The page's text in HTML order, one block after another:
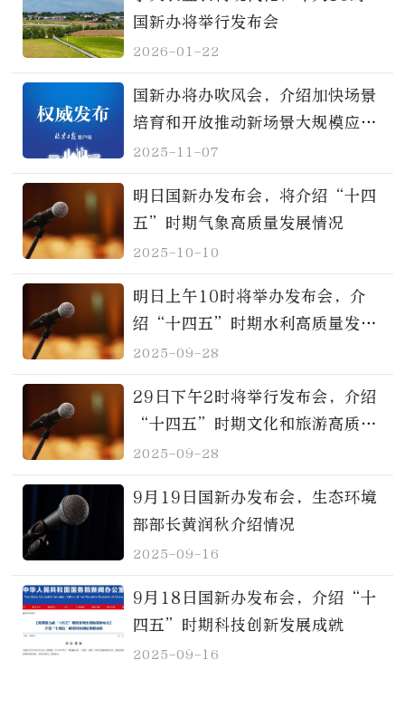
国新办将举行发布会
2026-01-22
国新办将办吹风会，介绍加快场景
培育和开放推动新场景大规模应用
有关情况
2025-11-07
明日国新办发布会，将介绍“十四
五”时期气象高质量发展情况
2025-10-10
明日上午10时将举办发布会，介
绍“十四五”时期水利高质量发展
成就
2025-09-28
29日下午2时将举行发布会，介绍
“十四五”时期文化和旅游高质量
发展成就
2025-09-28
9月19日国新办发布会，生态环境
部部长黄润秋介绍情况
2025-09-16
9月18日国新办发布会，介绍“十
四五”时期科技创新发展成就
2025-09-16